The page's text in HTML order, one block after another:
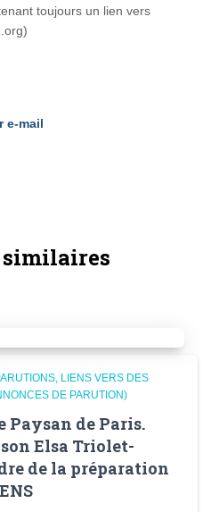
toujours un lien vers
e-mail
LIENS VERS DES
DE PARUTION)
Paysan de Paris.
Elsa Triolet-
de la préparation